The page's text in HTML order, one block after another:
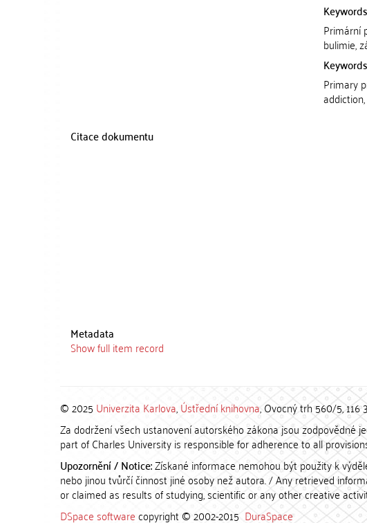
Primární
bulimie,
Primary
Citace dokumentu
Metadata
Show full item record
© 2025 Univerzita Karlova,Ústřední knihovna, Ovocný trh 560/5, 116
Za dodržení všech ustanovení autorského zákona jsou zodpovědné
part of Charles University is responsible for adherence to all
Upozornění / Notice:Získané informace nemohou být použity k
nebo jinou tvůrčí činnost jiné osoby než autora. / Any retrieved
or claimed as results of studying, scientific or any other creative
DSpace softwarecopyright © 2002-2015 DuraSpace